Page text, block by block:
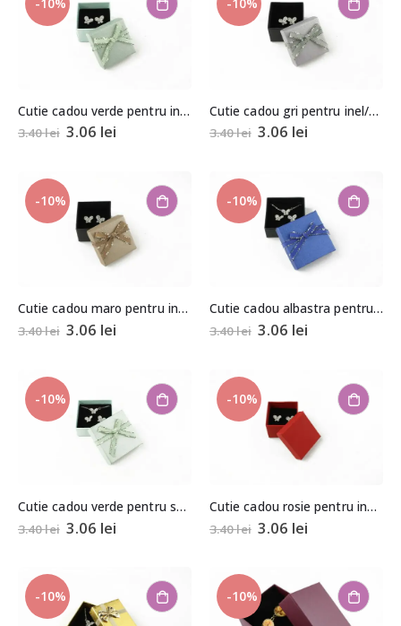
Cutie cadou verde pentru inel/cercei 3,5×4,5×4,5cm
3.40lei 3.06 lei
Cutie cadou gri pentru inel/cercei 3,5×4,5×4,5cm
3.40lei 3.06 lei
-10%
Cutie cadou maro pentru inel/cercei 3,5×4,5×4,5cm
3.40lei 3.06 lei
-10%
Cutie cadou albastra pentru set (cercei, colier si inel) 2,5×5,5×5,5cm
3.40lei 3.06 lei
-10%
Cutie cadou verde pentru set (cercei, colier si inel) 2,5×5,5×5,5cm
3.40lei 3.06 lei
-10%
Cutie cadou rosie pentru inel/cercei 3,5×4,5×4,5cm
3.40lei 3.06 lei
-10% -10%